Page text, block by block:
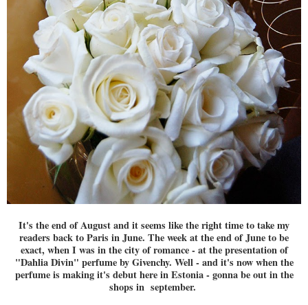
It's the end of August and it seems like the right time to take my
readers back to Paris in June. The week at the end of June to be
exact, when I was in the city of romance - at the presentation of
"Dahlia Divin" perfume by Givenchy. Well - and it's now when the
perfume is making it's debut here in Estonia - gonna be out in the
shops in september.